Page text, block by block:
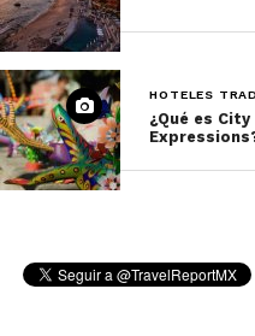
HOTELES
¿Qué es